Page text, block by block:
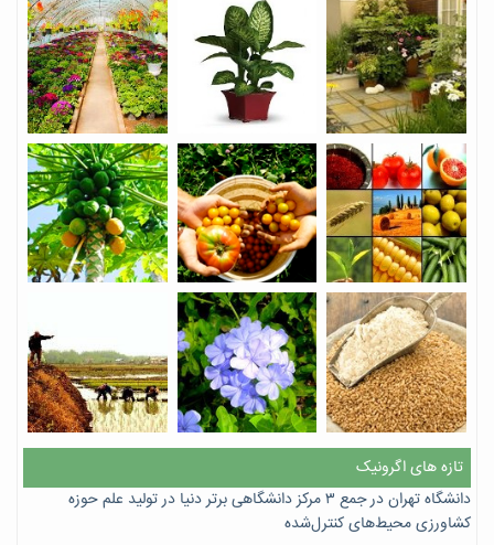
تازه های اگرونیک
دانشگاه تهران در جمع ۳ مرکز دانشگاهی برتر دنیا در تولید علم حوزه
کشاورزی محیط‌های کنترل‌شده